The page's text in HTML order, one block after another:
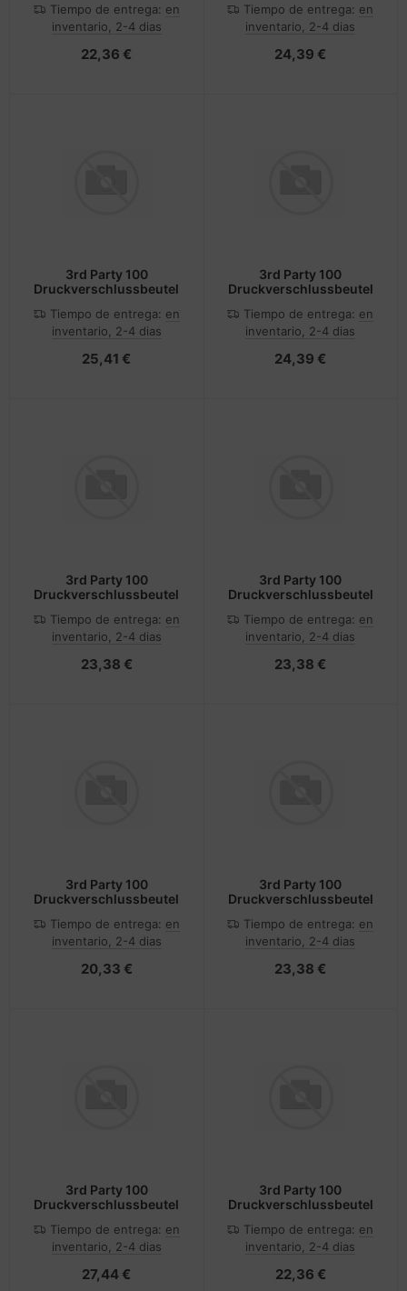
Tiempo de entrega: en
inventario, 2-4 dias
22,36 €
Tiempo de entrega: en
inventario, 2-4 dias
24,39 €
3rd Party 100
Druckverschlussbeutel
Tiempo de entrega: en
inventario, 2-4 dias
25,41 €
3rd Party 100
Druckverschlussbeutel
Tiempo de entrega: en
inventario, 2-4 dias
24,39 €
3rd Party 100
Druckverschlussbeutel
Tiempo de entrega: en
inventario, 2-4 dias
23,38 €
3rd Party 100
Druckverschlussbeutel
Tiempo de entrega: en
inventario, 2-4 dias
23,38 €
3rd Party 100
Druckverschlussbeutel
Tiempo de entrega: en
inventario, 2-4 dias
20,33 €
3rd Party 100
Druckverschlussbeutel
Tiempo de entrega: en
inventario, 2-4 dias
23,38 €
3rd Party 100
Druckverschlussbeutel
Tiempo de entrega: en
inventario, 2-4 dias
27,44 €
3rd Party 100
Druckverschlussbeutel
Tiempo de entrega: en
inventario, 2-4 dias
22,36 €